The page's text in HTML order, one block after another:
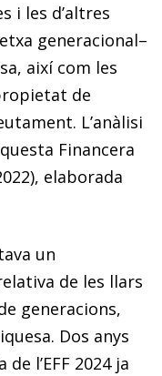
i les d’altres
generacional–
així com les
de
L’anàlisi
Financera
elaborada
un
de les llars
generacions,
Dos anys
l’EFF 2024 ja